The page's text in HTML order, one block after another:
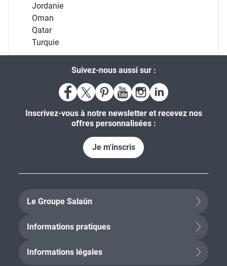
Jordanie
Oman
Qatar
Turquie
Suivez-nous aussi sur :
Inscrivez-vous à notre newsletter et recevez nos
offres personnalisées :
Je m'inscris
Le Groupe Salaün
Informations pratiques
Informations légales